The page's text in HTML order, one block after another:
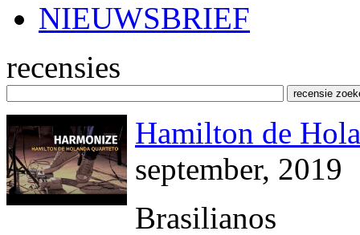
NIEUWSBRIEF
recensies
Hamilton de
september, 2019
Brasilianos